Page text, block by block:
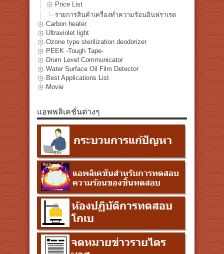
Price List
รายการสินค้าเครื่องทำความร้อนอินฟราเรด
Carbon heater
Ultraviolet light
Ozone type sterilization deodorizer
PEEK -Tough Tape-
Drum Level Communicator
Water Surface Oil Film Detector
Best Applications List
Movie
แอพพลิเคชั่นต่างๆ